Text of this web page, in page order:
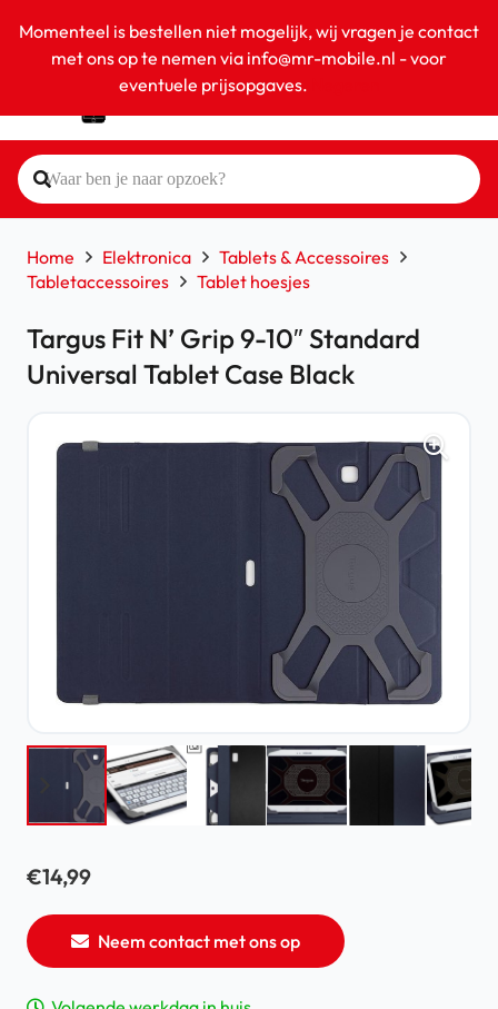
Momenteel is bestellen niet mogelijk, wij vragen je contact
met ons op te nemen via info@mr-mobile.nl - voor
eventuele prijsopgaves.
Home Elektronica
Tablets & Accessoires
Tabletaccessoires
Tablet hoesjes
Targus Fit N’ Grip 9-10″ Standard
Universal Tablet Case Black
€14,99
Neem contact met ons op